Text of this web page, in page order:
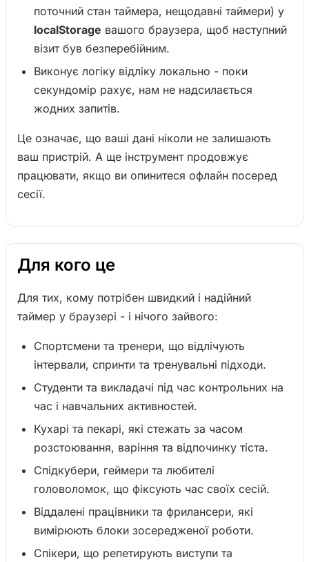
поточний стан таймера, нещодавні таймери) у
localStorage вашого браузера, щоб наступний
візит був безперебійним.
Виконує логіку відліку локально - поки
секундомір рахує, нам не надсилається
жодних запитів.
Це означає, що ваші дані ніколи не залишають
ваш пристрій. А ще інструмент продовжує
працювати, якщо ви опинитеся офлайн посеред
сесії.
Для кого це
Для тих, кому потрібен швидкий і надійний
таймер у браузері - і нічого зайвого:
Спортсмени та тренери, що відлічують
інтервали, спринти та тренувальні підходи.
Студенти та викладачі під час контрольних на
час і навчальних активностей.
Кухарі та пекарі, які стежать за часом
розстоювання, варіння та відпочинку тіста.
Спідкубери, геймери та любителі
головоломок, що фіксують час своїх сесій.
Віддалені працівники та фрилансери, які
вимірюють блоки зосередженої роботи.
Спікери, що репетирують виступи та